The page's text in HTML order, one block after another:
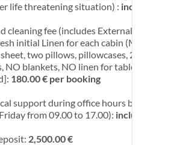
life threatening situation) : included in
cleaning fee (includes External &
initial Linen for each cabin (Mattress
two pillows, pillowcases, 2 single
NO blankets, NO linen for table
180.00 € per booking
support during office hours by call and
from 09.00 to 17.00): included in
2,500.00 €